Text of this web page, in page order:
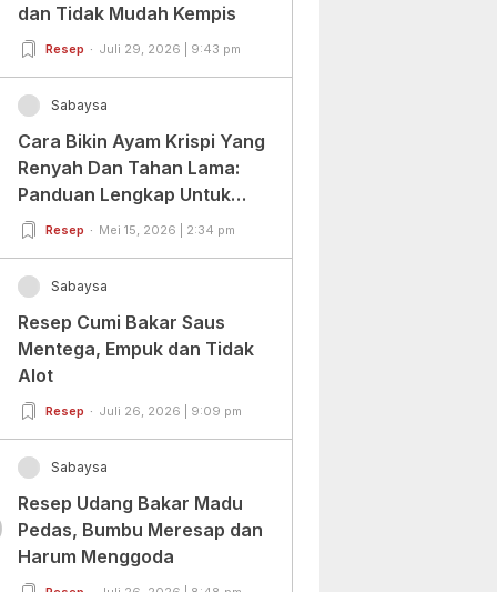
dan Tidak Mudah Kempis
Resep Juli 29, 2026 | 9:43 pm
Sabaysa
Cara Bikin Ayam Krispi Yang
Renyah Dan Tahan Lama:
Panduan Lengkap Untuk
Pemula Dan Profesional
Resep Mei 15, 2026 | 2:34 pm
Sabaysa
Resep Cumi Bakar Saus
Mentega, Empuk dan Tidak
Alot
Resep Juli 26, 2026 | 9:09 pm
Sabaysa
Resep Udang Bakar Madu
Pedas, Bumbu Meresap dan
Harum Menggoda